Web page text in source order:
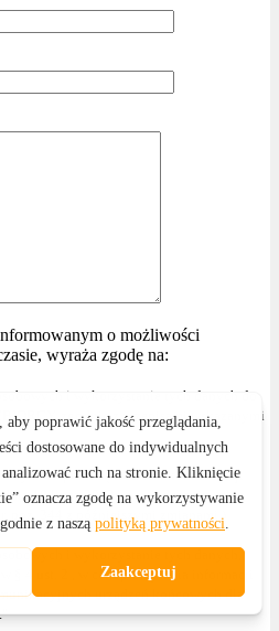
o możliwości
wyraża zgodę na:
i wykorzystanie tych danych do
zgodnie z przepisami wskazanymi
za pomocą środków komunikacji
18 lipca 2002r. o świadczeniu usług
poz. 344 z późniejszymi zmianami )
i wykorzystanie tych danych,
§ 4 ust. 2 , w celu przesyłania informacji
urządzeń końcowych dla